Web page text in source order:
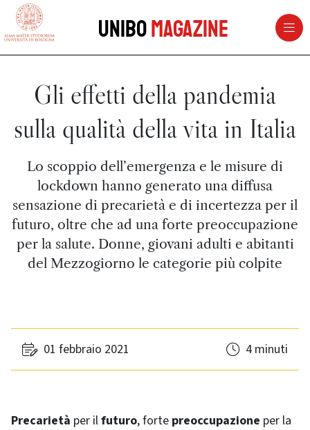
vai al contenuto della pagina
UniboMagazine
Gli effetti della pandemia
sulla qualità della vita in Italia
Lo scoppio dell’emergenza e le misure di
lockdown hanno generato una diffusa
sensazione di precarietà e di incertezza per il
futuro, oltre che ad una forte preoccupazione
per la salute. Donne, giovani adulti e abitanti
del Mezzogiorno le categorie più colpite
01 febbraio 2021 4 minuti
Precarietà per ilfuturo, forte preoccupazione per la